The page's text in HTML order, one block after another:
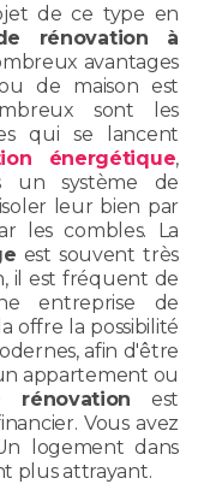
de ce type en
rénovation à
avantages
de maison est
sont les
qui se lancent
énergétique,
un système de
leur bien par
les combles. La
est souvent très
il est fréquent de
entreprise de
offre la possibilité
afin d'être
appartement ou
rénovation est
Vous avez
logement dans
plus attrayant.